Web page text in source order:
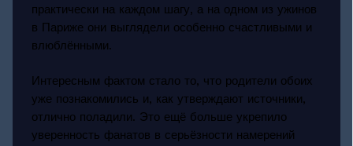
практически на каждом шагу, а на одном из ужинов
в Париже они выглядели особенно счастливыми и
влюблёнными.
Интересным фактом стало то, что родители обоих
уже познакомились и, как утверждают источники,
отлично поладили. Это ещё больше укрепило
уверенность фанатов в серьёзности намерений